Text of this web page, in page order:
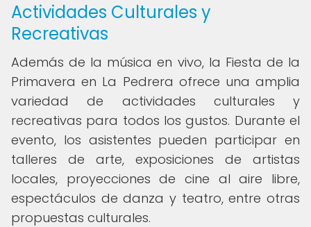
Actividades Culturales y
Recreativas
Además de la música en vivo, la Fiesta de la
Primavera en La Pedrera ofrece una amplia
variedad de actividades culturales y
recreativas para todos los gustos. Durante el
evento, los asistentes pueden participar en
talleres de arte, exposiciones de artistas
locales, proyecciones de cine al aire libre,
espectáculos de danza y teatro, entre otras
propuestas culturales.